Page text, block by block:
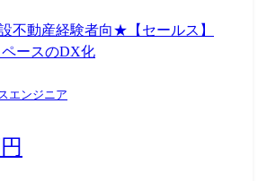
リティ運営事業者の新規開拓 ●営業戦略の立
不動産経験者向★【セールス】
ペースのDX化
エンジニア